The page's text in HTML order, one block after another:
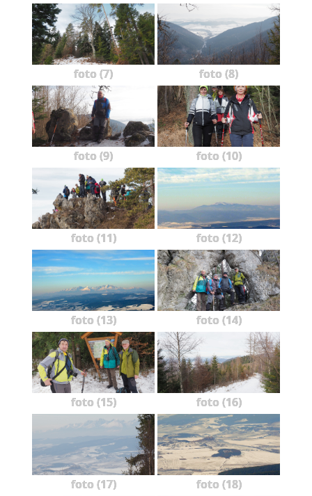
foto (7) foto (8)
foto (9) foto (10)
foto (11) foto (12)
foto (13) foto (14)
foto (15) foto (16)
foto (17) foto (18)